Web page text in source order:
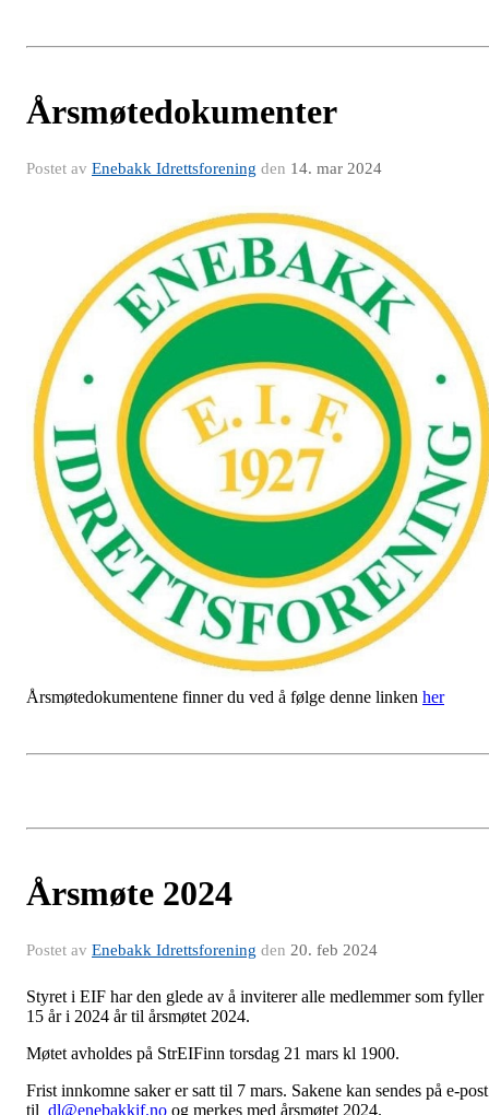
Årsmøtedokumenter
Postet av Enebakk Idrettsforening den 14. mar 2024
Årsmøtedokumentene finner du ved å følge denne linken her
Årsmøte 2024
Postet av Enebakk Idrettsforening den 20. feb 2024
Styret i EIF har den glede av å inviterer alle medlemmer som fyller
15 år i 2024 år til årsmøtet 2024.
Møtet avholdes på StrEIFinn torsdag 21 mars kl 1900.
Frist innkomne saker er satt til 7 mars. Sakene kan sendes på e-post
til dl@enebakkif.no og merkes med årsmøtet 2024.